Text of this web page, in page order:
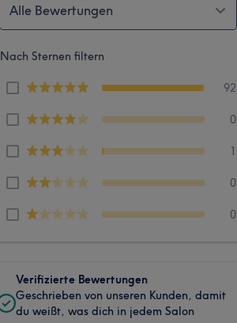
Alle Bewertungen
Nach Sternen filtern
92
0
1
0
0
Verifizierte Bewertungen
Geschrieben von unseren Kunden, damit
du weißt, was dich in jedem Salon